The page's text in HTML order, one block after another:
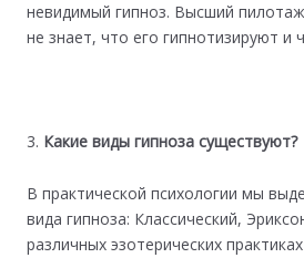
невидимый гипноз. Высший
не знает, что его гипнотизируют и
Какие виды гипноза существуют?
В практической психологии мы
вида гипноза: Классический,
различных эзотерических